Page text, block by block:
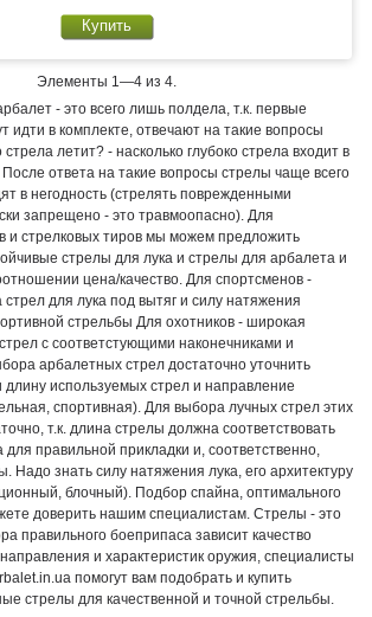
Элементы 1—4 из 4.
- это всего лишь полдела, т.к. первые
идти в комплекте, отвечают на такие вопросы
стрела летит? - насколько глубоко стрела входит в
ответа на такие вопросы стрелы чаще всего
в негодность (стрелять поврежденными
запрещено - это травмоопасно). Для
и стрелковых тиров мы можем предложить
стрелы для лука и стрелы для арбалета и
цена/качество. Для спортсменов -
для лука под вытяг и силу натяжения
стрельбы Для охотников - широкая
с соответстующими наконечниками и
арбалетных стрел достаточно уточнить
используемых стрел и направление
спортивная). Для выбора лучных стрел этих
т.к. длина стрелы должна соответствовать
для правильной прикладки и, соответственно,
Надо знать силу натяжения лука, его архитектуру
блочный). Подбор спайна, оптимального
доверить нашим специалистам. Стрелы - это
правильного боеприпаса зависит качество
и характеристик оружия, специалисты
помогут вам подобрать и купить
стрелы для качественной и точной стрельбы.